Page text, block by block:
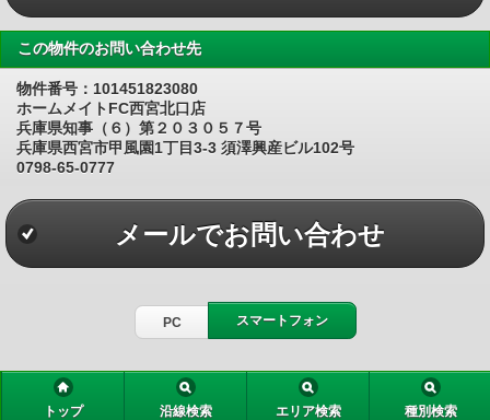
この物件のお問い合わせ先
物件番号：101451823080
ホームメイトFC西宮北口店
兵庫県知事（６）第２０３０５７号
兵庫県西宮市甲風園1丁目3-3 須澤興産ビル102号
0798-65-0777
メールでお問い合わせ
PC スマートフォン
トップ 沿線検索 エリア検索 種別検索